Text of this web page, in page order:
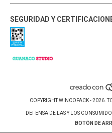
SEGURIDAD Y
COPYRIGHT WINCOPACK - 2026.
DEFENSA DE LAS Y LOS
BOTÓN DE